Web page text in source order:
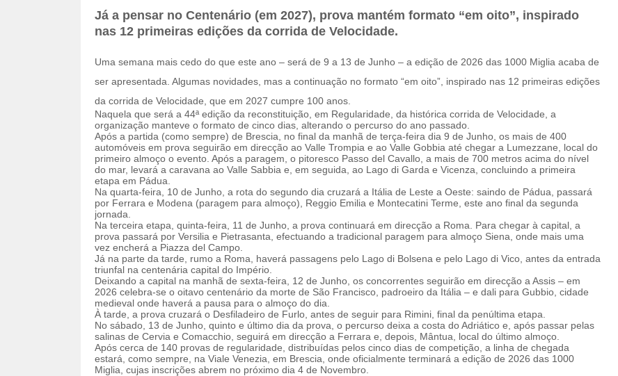
Já a pensar no Centenário (em 2027), prova mantém formato “em oito”, inspirado
nas 12 primeiras edições da corrida de Velocidade.
Uma semana mais cedo do que este ano – será de 9 a 13 de Junho – a edição de 2026 das 1000 Miglia acaba de
ser apresentada. Algumas novidades, mas a continuação no formato “em oito”, inspirado nas 12 primeiras edições
da corrida de Velocidade, que em 2027 cumpre 100 anos.
Naquela que será a 44ª edição da reconstituição, em Regularidade, da histórica corrida de Velocidade, a
organização manteve o formato de cinco dias, alterando o percurso do ano passado.
Após a partida (como sempre) de Brescia, no final da manhã de terça-feira dia 9 de Junho, os mais de 400
automóveis em prova seguirão em direcção ao Valle Trompia e ao Valle Gobbia até chegar a Lumezzane, local do
primeiro almoço o evento. Após a paragem, o pitoresco Passo del Cavallo, a mais de 700 metros acima do nível
do mar, levará a caravana ao Valle Sabbia e, em seguida, ao Lago di Garda e Vicenza, concluindo a primeira
etapa em Pádua.
Na quarta-feira, 10 de Junho, a rota do segundo dia cruzará a Itália de Leste a Oeste: saindo de Pádua, passará
por Ferrara e Modena (paragem para almoço), Reggio Emilia e Montecatini Terme, este ano final da segunda
jornada.
Na terceira etapa, quinta-feira, 11 de Junho, a prova continuará em direcção a Roma. Para chegar à capital, a
prova passará por Versilia e Pietrasanta, efectuando a tradicional paragem para almoço Siena, onde mais uma
vez encherá a Piazza del Campo.
Já na parte da tarde, rumo a Roma, haverá passagens pelo Lago di Bolsena e pelo Lago di Vico, antes da entrada
triunfal na centenária capital do Império.
Deixando a capital na manhã de sexta-feira, 12 de Junho, os concorrentes seguirão em direcção a Assis – em
2026 celebra-se o oitavo centenário da morte de São Francisco, padroeiro da Itália – e dali para Gubbio, cidade
medieval onde haverá a pausa para o almoço do dia.
À tarde, a prova cruzará o Desfiladeiro de Furlo, antes de seguir para Rimini, final da penúltima etapa.
No sábado, 13 de Junho, quinto e último dia da prova, o percurso deixa a costa do Adriático e, após passar pelas
salinas de Cervia e Comacchio, seguirá em direcção a Ferrara e, depois, Mântua, local do último almoço.
Após cerca de 140 provas de regularidade, distribuídas pelos cinco dias de competição, a linha de chegada
estará, como sempre, na Viale Venezia, em Brescia, onde oficialmente terminará a edição de 2026 das 1000
Miglia, cujas inscrições abrem no próximo dia 4 de Novembro.